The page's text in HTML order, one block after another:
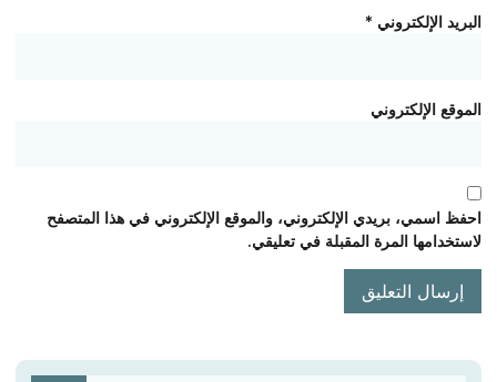
البريد الإلكتروني *
الموقع الإلكتروني
احفظ اسمي، بريدي الإلكتروني، والموقع الإلكتروني في هذا المتصفح
لاستخدامها المرة المقبلة في تعليقي.